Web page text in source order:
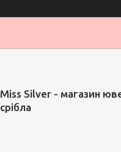
Miss Silver - магазин
срібла